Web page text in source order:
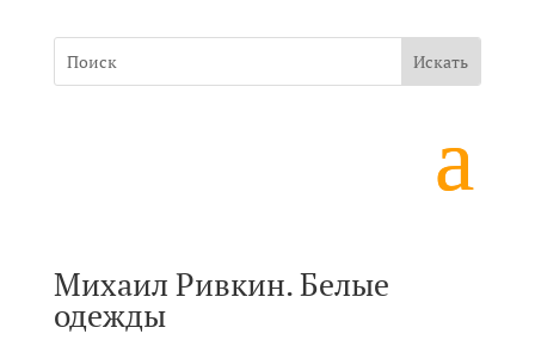
Михаил Ривкин. Белые
одежды